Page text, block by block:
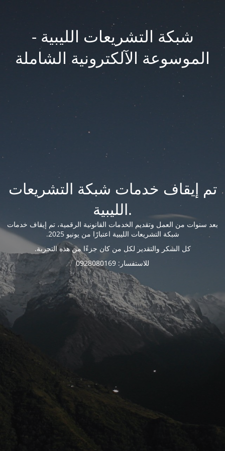
شبكة التشريعات الليبية -
الموسوعة الآلكترونية الشاملة
تم إيقاف خدمات شبكة التشريعات
الليبية.
بعد سنوات من العمل وتقديم الخدمات القانونية الرقمية، تم إيقاف خدمات
شبكة التشريعات الليبية اعتبارًا من يونيو 2025.
كل الشكر والتقدير لكل من كان جزءًا من هذه التجربة.
للاستفسار: 0928080169